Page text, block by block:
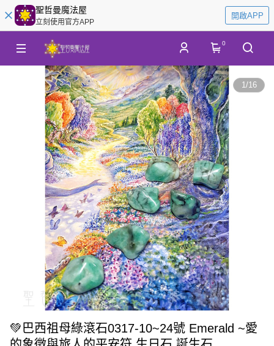
聖哲曼魔法屋
立刻使用官方APP
開啟APP
0
1/16
💚巴西祖母綠滾石0317-10~24號 Emerald ~愛